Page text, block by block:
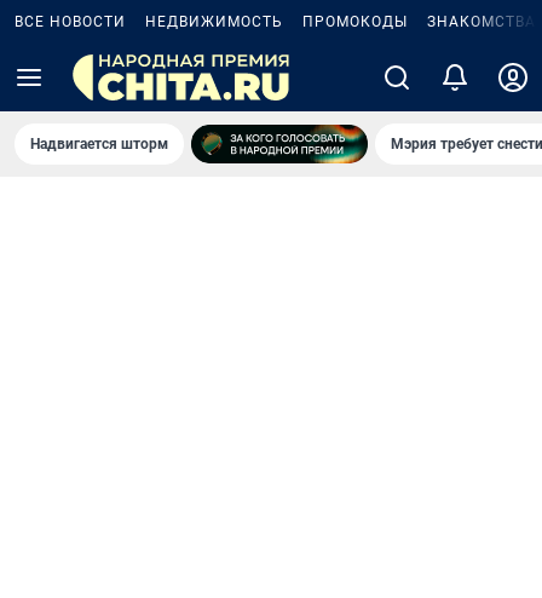
ВСЕ НОВОСТИ НЕДВИЖИМОСТЬ ПРОМОКОДЫ ЗНАКОМСТВА
Надвигается шторм Мэрия требует